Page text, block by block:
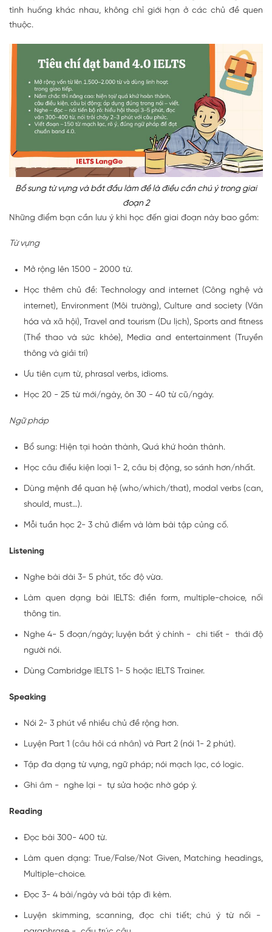
tình huống khác nhau, không chỉ giới hạn ở các chủ đề quen
thuộc.
Bổ sung từ vựng và bắt đầu làm đề là điều cần chú ý trong giai
đoạn 2
Những điểm bạn cần lưu ý khi học đến giai đoạn này bao gồm:
Từ vựng
Mở rộng lên 1500 - 2000 từ.
Học thêm chủ đề: Technology and internet (Công nghệ và
internet), Environment (Môi trường), Culture and society (Văn
hóa và xã hội), Travel and tourism (Du lịch), Sports and fitness
(Thể thao và sức khỏe), Media and entertainment (Truyền
thông và giải trí)
Ưu tiên cụm từ, phrasal verbs, idioms.
Học 20 - 25 từ mới/ngày, ôn 30 - 40 từ cũ/ngày.
Ngữ pháp
Bổ sung: Hiện tại hoàn thành, Quá khứ hoàn thành.
Học câu điều kiện loại 1- 2, câu bị động, so sánh hơn/nhất.
Dùng mệnh đề quan hệ (who/which/that), modal verbs (can,
should, must…).
Mỗi tuần học 2- 3 chủ điểm và làm bài tập củng cố.
Listening
Nghe bài dài 3- 5 phút, tốc độ vừa.
Làm quen dạng bài IELTS: điền form, multiple-choice, nối
thông tin.
Nghe 4- 5 đoạn/ngày; luyện bắt ý chính - chi tiết - thái độ
người nói.
Dùng Cambridge IELTS 1- 5 hoặc IELTS Trainer.
Speaking
Nói 2- 3 phút về nhiều chủ đề rộng hơn.
Luyện Part 1 (câu hỏi cá nhân) và Part 2 (nói 1- 2 phút).
Tập đa dạng từ vựng, ngữ pháp; nói mạch lạc, có logic.
Ghi âm - nghe lại - tự sửa hoặc nhờ góp ý.
Reading
Đọc bài 300- 400 từ.
Làm quen dạng: True/False/Not Given, Matching headings,
Multiple-choice.
Đọc 3- 4 bài/ngày và bài tập đi kèm.
Luyện skimming, scanning, đọc chi tiết; chú ý từ nối -